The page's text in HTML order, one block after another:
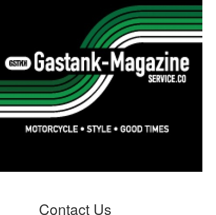
Contact Us